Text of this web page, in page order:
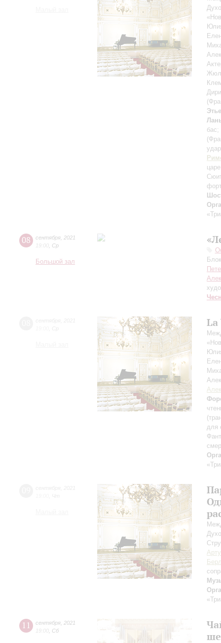
бас;
08 сентября 2021
19:00 Ср
Большой зал
La
для
11 сентября 2021
19:00 Сб